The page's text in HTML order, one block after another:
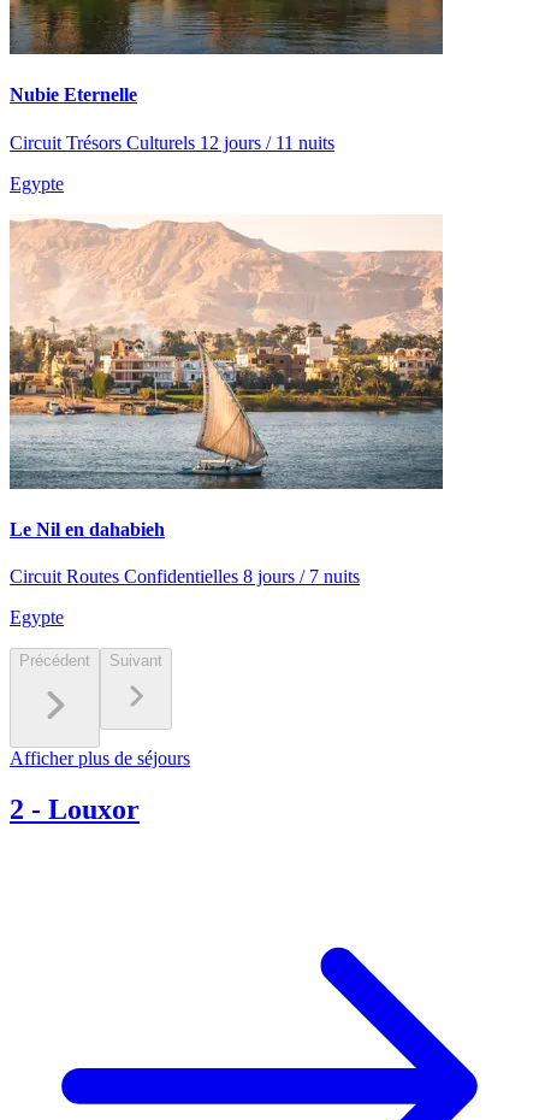
Nubie Eternelle
Circuit Trésors Culturels 12 jours / 11 nuits
Egypte
Le Nil en dahabieh
Circuit Routes Confidentielles 8 jours / 7 nuits
Egypte
Précédent Suivant
Afficher plus de séjours
2 - Louxor